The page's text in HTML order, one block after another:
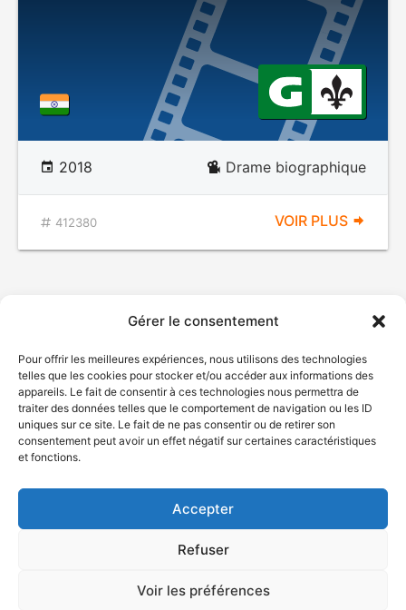
Gérer le consentement
Pour offrir les meilleures expériences, nous utilisons des technologies
telles que les cookies pour stocker et/ou accéder aux informations des
appareils. Le fait de consentir à ces technologies nous permettra de
traiter des données telles que le comportement de navigation ou les ID
uniques sur ce site. Le fait de ne pas consentir ou de retirer son
consentement peut avoir un effet négatif sur certaines caractéristiques
et fonctions.
Accepter
Refuser
Voir les préférences
2018 Drame biographique
412380 VOIR PLUS
© Gouvernement du Québec, 2026
Plan du site
Accessibilité
Accès à l'information
Déclaration de services